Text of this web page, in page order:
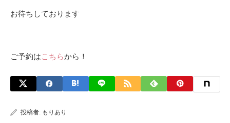
お待ちしております
ご予約はこちらから！
投稿者: もりあり